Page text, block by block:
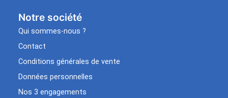
Notre société
Qui sommes-nous ?
Contact
Conditions générales de vente
Données personnelles
Nos 3 engagements